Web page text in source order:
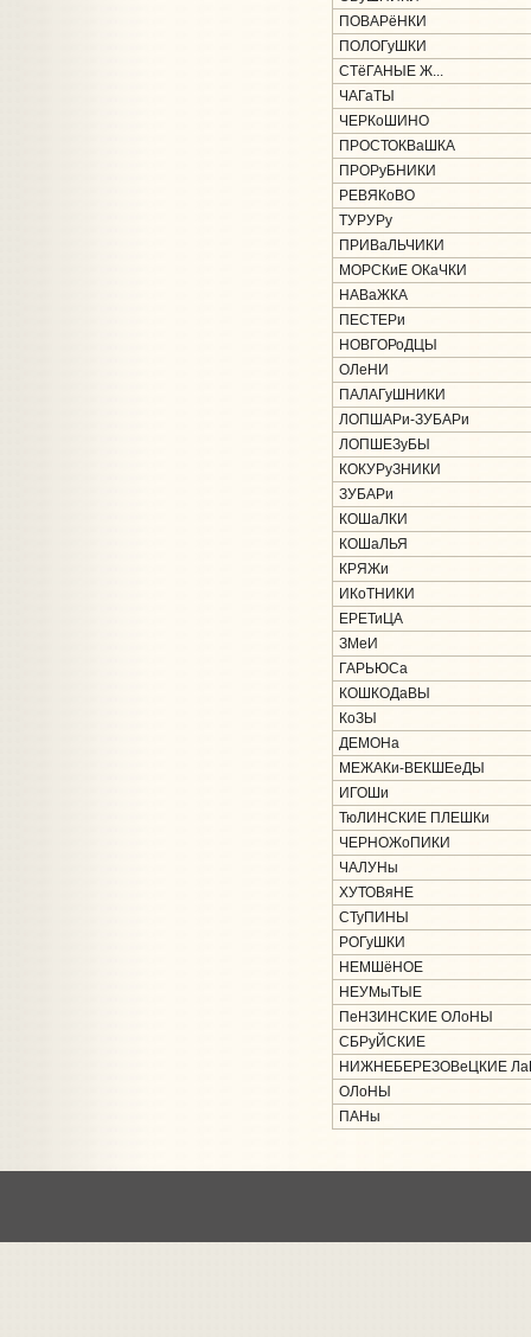
ПОВАРёНКИ
ПОЛОГуШКИ
СТёГАНЫЕ Ж...
ЧАГаТЫ
ЧЕРКоШИНО
ПРОСТОКВаШКА
ПРОРуБНИКИ
РЕВЯКоВО
ТУРУРу
ПРИВаЛЬЧИКИ
МОРСКиЕ ОКаЧКИ
НАВаЖКА
ПЕСТЕРи
НОВГОРоДЦЫ
ОЛеНИ
ПАЛАГуШНИКИ
ЛОПШАРи-ЗУБАРи
ЛОПШЕЗуБЫ
КОКУРуЗНИКИ
ЗУБАРи
КОШаЛКИ
КОШаЛЬЯ
КРЯЖи
ИКоТНИКИ
ЕРЕТиЦА
ЗМеИ
ГАРЬЮСа
КОШКОДаВЫ
КоЗЫ
ДЕМОНа
МЕЖАКи-ВЕКШЕеДЫ
ИГОШи
ТюЛИНСКИЕ ПЛЕШКи
ЧЕРНОЖоПИКИ
ЧАЛУНы
ХУТОВяНЕ
СТуПИНЫ
РОГуШКИ
НЕМШёНОЕ
НЕУМыТЫЕ
ПеНЗИНСКИЕ ОЛоНЫ
СБРуЙСКИЕ
НИЖНЕБЕРЕЗОВеЦКИЕ
ОЛоНЫ
ПАНы